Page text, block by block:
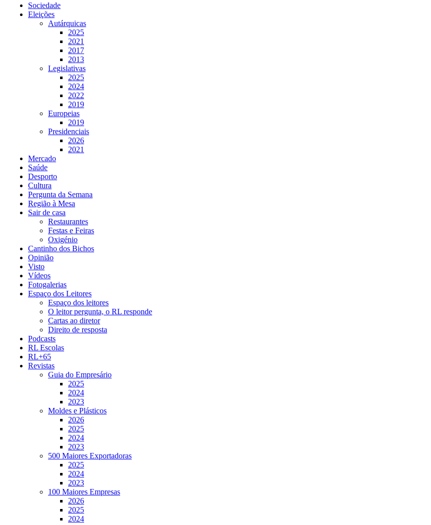
Sociedade
Eleições
Autárquicas
2025
2021
2017
2013
Legislativas
2025
2024
2022
2019
Europeias
2019
Presidenciais
2026
2021
Mercado
Saúde
Desporto
Cultura
Pergunta da Semana
Região à Mesa
Sair de casa
Restaurantes
Festas e Feiras
Oxigénio
Cantinho dos Bichos
Opinião
Visto
Vídeos
Fotogalerias
Espaço dos Leitores
Espaço dos leitores
O leitor pergunta, o RL responde
Cartas ao diretor
Direito de resposta
Podcasts
RL Escolas
RL+65
Revistas
Guia do Empresário
2025
2024
2023
Moldes e Plásticos
2026
2025
2024
2023
500 Maiores Exportadoras
2025
2024
2023
100 Maiores Empresas
2026
2025
2024